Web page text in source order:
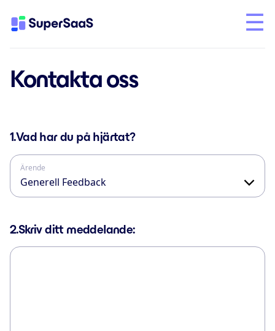
Kontakta oss
1.Vad har du på hjärtat?
Ärende
2.Skriv ditt meddelande: